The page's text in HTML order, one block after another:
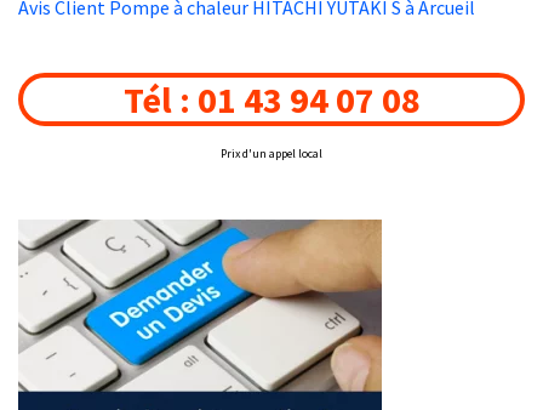
Avis Client Pompe à chaleur HITACHI YUTAKI S à Arcueil
Tél : 01 43 94 07 08
Prix d'un appel local